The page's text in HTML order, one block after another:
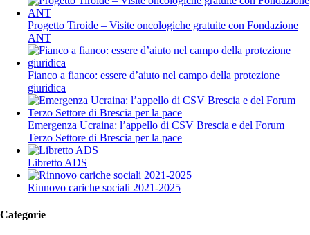
Progetto Tiroide – Visite oncologiche gratuite con Fondazione
ANT
Fianco a fianco: essere d’aiuto nel campo della protezione
giuridica
Emergenza Ucraina: l’appello di CSV Brescia e del Forum
Terzo Settore di Brescia per la pace
Libretto ADS
Rinnovo cariche sociali 2021-2025
Categorie